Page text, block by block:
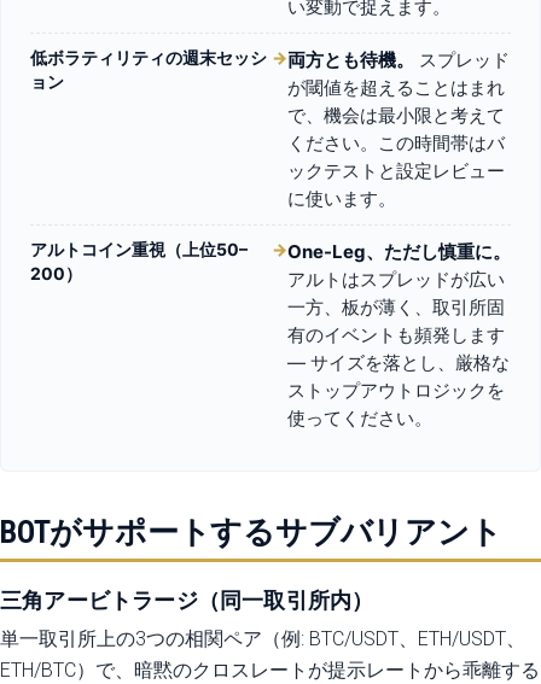
い変動で捉えます。
低ボラティリティの週末セッシ
ョン
→両方とも待機。
スプレッド
が閾値を超えることはまれ
で、機会は最小限と考えて
ください。この時間帯はバ
ックテストと設定レビュー
に使います。
アルトコイン重視（上位50–
200）
→One-Leg、ただし慎重に。
アルトはスプレッドが広い
一方、板が薄く、取引所固
有のイベントも頻発します
— サイズを落とし、厳格な
ストップアウトロジックを
使ってください。
BOTがサポートするサブバリアント
三角アービトラージ（同一取引所内）
単一取引所上の3つの相関ペア（例: BTC/USDT、ETH/USDT、
ETH/BTC）で、暗黙のクロスレートが提示レートから乖離する